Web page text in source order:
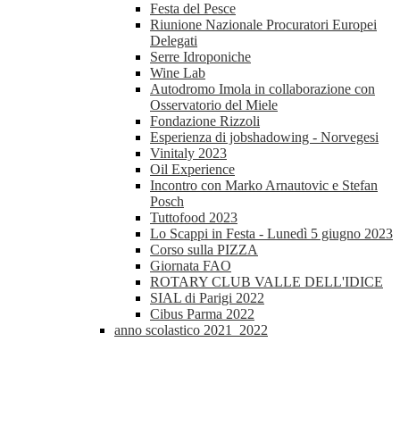
Festa del Pesce
Riunione Nazionale Procuratori Europei
Delegati
Serre Idroponiche
Wine Lab
Autodromo Imola in collaborazione con
Osservatorio del Miele
Fondazione Rizzoli
Esperienza di jobshadowing - Norvegesi
Vinitaly 2023
Oil Experience
Incontro con Marko Arnautovic e Stefan
Posch
Tuttofood 2023
Lo Scappi in Festa - Lunedì 5 giugno 2023
Corso sulla PIZZA
Giornata FAO
ROTARY CLUB VALLE DELL'IDICE
SIAL di Parigi 2022
Cibus Parma 2022
anno scolastico 2021_2022